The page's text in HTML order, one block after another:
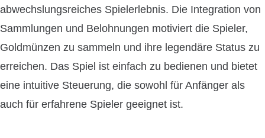
abwechslungsreiches Spielerlebnis. Die Integration von
Sammlungen und Belohnungen motiviert die Spieler,
Goldmünzen zu sammeln und ihre legendäre Status zu
erreichen. Das Spiel ist einfach zu bedienen und bietet
eine intuitive Steuerung, die sowohl für Anfänger als
auch für erfahrene Spieler geeignet ist.